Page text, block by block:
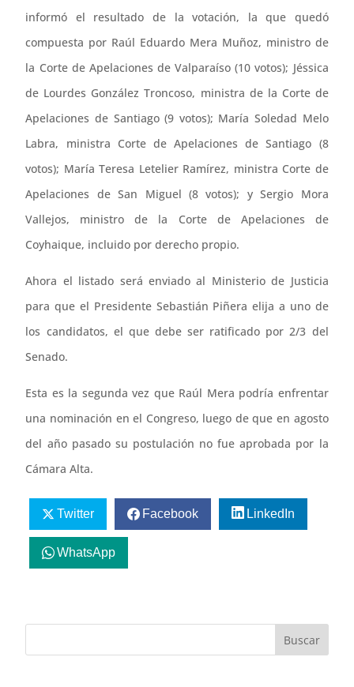
informó el resultado de la votación, la que quedó
compuesta por Raúl Eduardo Mera Muñoz, ministro de
la Corte de Apelaciones de Valparaíso (10 votos); Jéssica
de Lourdes González Troncoso, ministra de la Corte de
Apelaciones de Santiago (9 votos); María Soledad Melo
Labra, ministra Corte de Apelaciones de Santiago (8
votos); María Teresa Letelier Ramírez, ministra Corte de
Apelaciones de San Miguel (8 votos); y Sergio Mora
Vallejos, ministro de la Corte de Apelaciones de
Coyhaique, incluido por derecho propio.
Ahora el listado será enviado al Ministerio de Justicia
para que el Presidente Sebastián Piñera elija a uno de
los candidatos, el que debe ser ratificado por 2/3 del
Senado.
Esta es la segunda vez que Raúl Mera podría enfrentar
una nominación en el Congreso, luego de que en agosto
del año pasado su postulación no fue aprobada por la
Cámara Alta.
Twitter Facebook LinkedIn
WhatsApp